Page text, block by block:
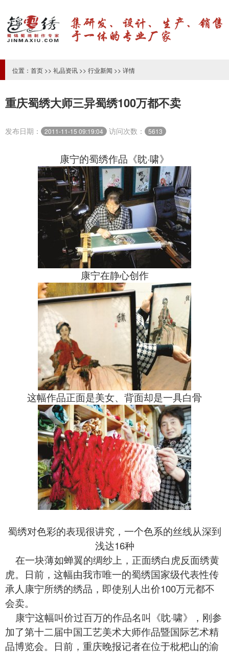
位置： 首页 >> 礼品资讯 >> 行业新闻 >> 详情
重庆蜀绣大师三异蜀绣100万都不卖
发布日期： 2011-11-15 09:19:04 访问次数： 5613
康宁的蜀绣作品《眈·啸》
康宁在静心创作
这幅作品正面是美女、背面却是一具白骨
蜀绣对色彩的表现很讲究，一个色系的丝线从深到
浅达16种
在一块薄如蝉翼的绸纱上，正面绣白虎反面绣黄
虎。日前，这幅由我市唯一的蜀绣国家级代表性传
承人康宁所绣的绣品，即使别人出价100万元都不
会卖。
康宁这幅叫价过百万的作品名叫《眈·啸》，刚参
加了第十二届中国工艺美术大师作品暨国际艺术精
品博览会。日前，重庆晚报记者在位于枇杷山的渝